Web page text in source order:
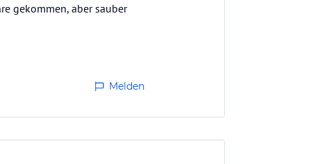
gekommen, aber sauber
Melden